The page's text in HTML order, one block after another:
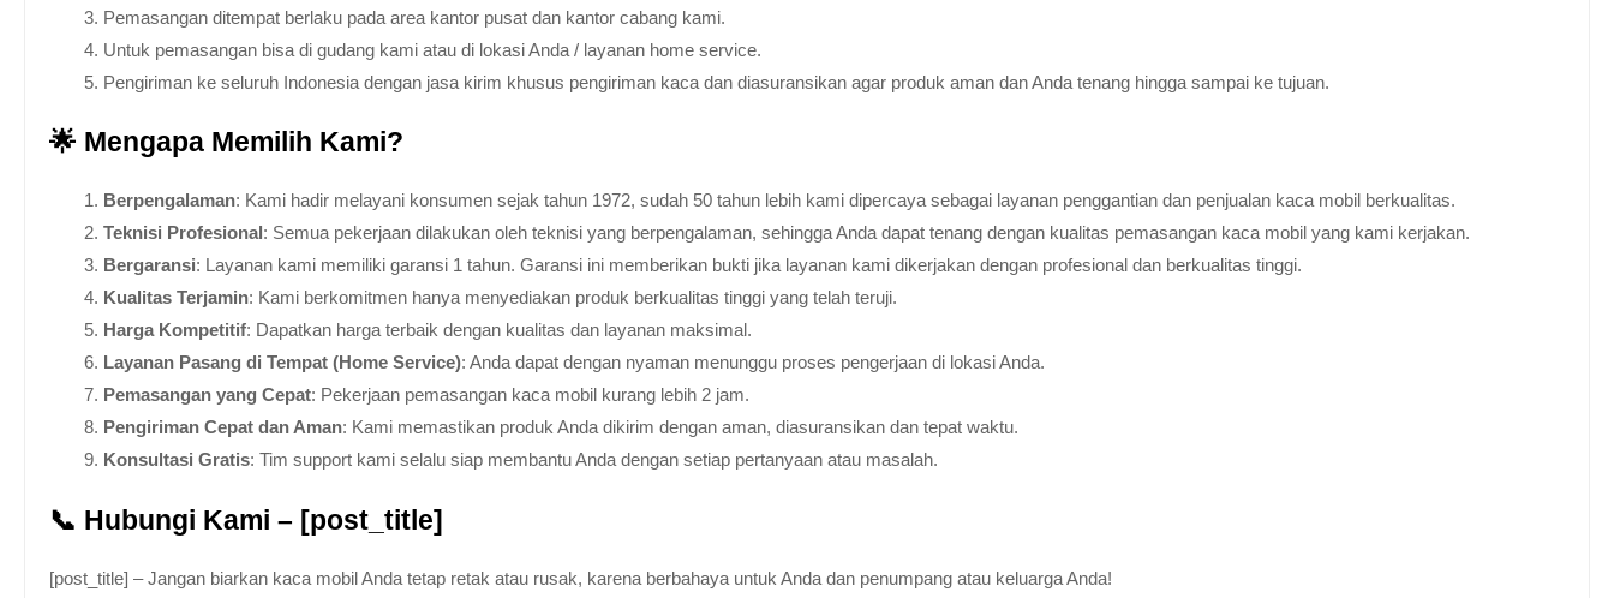
Pemasangan ditempat berlaku pada area kantor pusat dan kantor cabang kami.
Untuk pemasangan bisa di gudang kami atau di lokasi Anda / layanan home service.
Pengiriman ke seluruh Indonesia dengan jasa kirim khusus pengiriman kaca dan diasuransikan agar produk aman dan Anda tenang hingga sampai ke tujuan.
🌟 Mengapa Memilih Kami?
Berpengalaman: Kami hadir melayani konsumen sejak tahun 1972, sudah 50 tahun lebih kami dipercaya sebagai layanan penggantian dan penjualan kaca mobil berkualitas.
Teknisi Profesional: Semua pekerjaan dilakukan oleh teknisi yang berpengalaman, sehingga Anda dapat tenang dengan kualitas pemasangan kaca mobil yang kami kerjakan.
Bergaransi: Layanan kami memiliki garansi 1 tahun. Garansi ini memberikan bukti jika layanan kami dikerjakan dengan profesional dan berkualitas tinggi.
Kualitas Terjamin: Kami berkomitmen hanya menyediakan produk berkualitas tinggi yang telah teruji.
Harga Kompetitif: Dapatkan harga terbaik dengan kualitas dan layanan maksimal.
Layanan Pasang di Tempat (Home Service): Anda dapat dengan nyaman menunggu proses pengerjaan di lokasi Anda.
Pemasangan yang Cepat: Pekerjaan pemasangan kaca mobil kurang lebih 2 jam.
Pengiriman Cepat dan Aman: Kami memastikan produk Anda dikirim dengan aman, diasuransikan dan tepat waktu.
Konsultasi Gratis: Tim support kami selalu siap membantu Anda dengan setiap pertanyaan atau masalah.
📞 Hubungi Kami – [post_title]
[post_title] – Jangan biarkan kaca mobil Anda tetap retak atau rusak, karena berbahaya untuk Anda dan penumpang atau keluarga Anda!